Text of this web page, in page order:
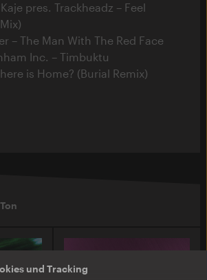
und Tracking
pres. Trackheadz – Feel
– The Man With The Red Face
Inc. – Timbuktu
is Home? (Burial Remix)